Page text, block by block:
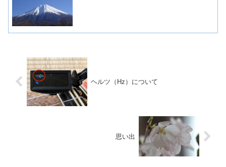
ヘルツ（Hz）について
思い出